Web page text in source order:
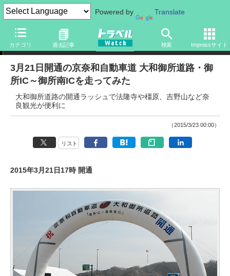
Powered by Translate
カテゴリ 過去記事 検索 Impressサイト
ニュース
3月21日開通の京奈和自動車道 大和御所道路・御
所IC～御所南ICを走ってみた
大和御所道路の開通ラッシュで法隆寺や橿原、吉野山など奈
良観光が便利に
（2015/3/23 00:00）
リスト
2015年3月21日17時 開通